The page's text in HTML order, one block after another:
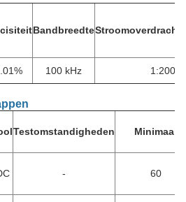
Bandbreedte
100 kHz 1:2000
Testomstandigheden Minimaal
- 60